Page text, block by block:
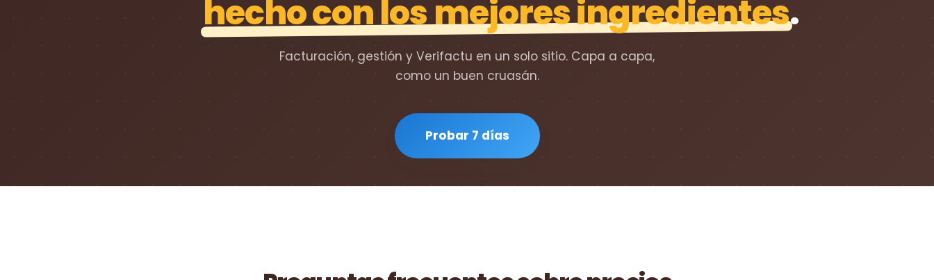
hecho con los mejores ingredientes.
Facturación, gestión y Verifactu en un solo sitio. Capa a capa,
como un buen cruasán.
Probar 7 días